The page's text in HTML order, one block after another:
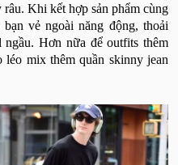
Khi kết hợp sản phẩm cùng
vẻ ngoài năng động, thoải
Hơn nữa để outfits thêm
léo mix thêm quần skinny jean